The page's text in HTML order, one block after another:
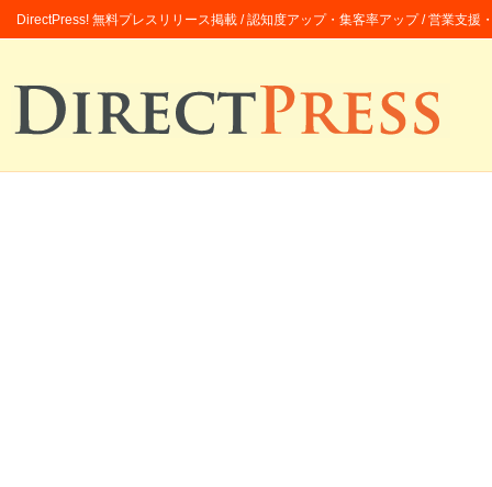
DirectPress! 無料プレスリリース掲載 / 認知度アップ・集客率アップ / 営業支援